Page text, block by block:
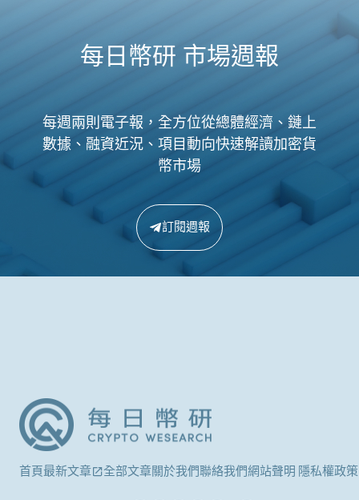
每日幣研 市場週報
每週兩則電子報，全方位從總體經濟、鏈上
數據、融資近況、項目動向快速解讀加密貨
幣市場
訂閱週報
首頁最新文章 全部文章關於我們聯絡我們網站聲明 隱私權政策